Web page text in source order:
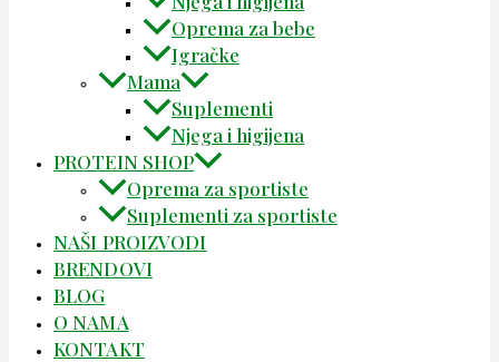
Oprema za bebe
Igračke
Mama
Suplementi
Njega i higijena
PROTEIN SHOP
Oprema za sportiste
Suplementi za sportiste
NAŠI PROIZVODI
BRENDOVI
BLOG
O NAMA
KONTAKT